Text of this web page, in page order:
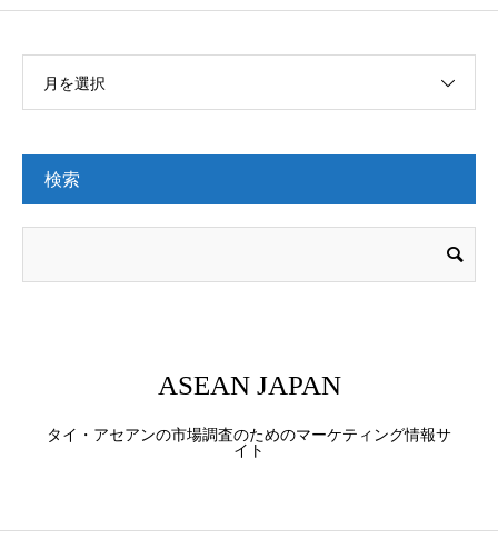
月を選択
検索
ASEAN JAPAN
タイ・アセアンの市場調査のためのマーケティング情報サ
イト